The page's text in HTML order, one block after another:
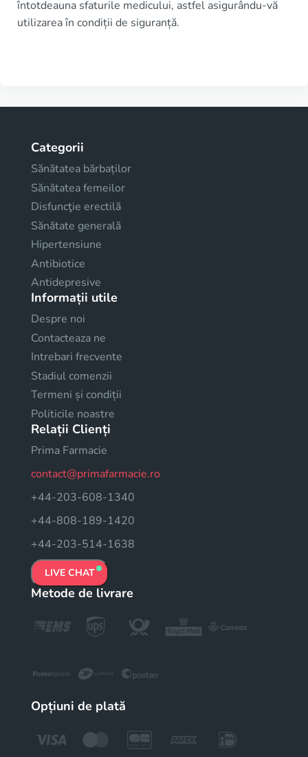
întotdeauna sfaturile medicului, astfel asigurându-vă
utilizarea în condiții de siguranță.
Categorii
Sănătatea bărbaților
Sănătatea femeilor
Disfuncţie erectilă
Sănătate generală
Hipertensiune
Antibiotice
Antidepresive
Informații utile
Despre noi
Contacteaza ne
Intrebari frecvente
Stadiul comenzii
Termeni și condiții
Politicile noastre
Relații Clienți
Prima Farmacie
contact@primafarmacie.ro
+44-203-608-1340
+44-808-189-1420
+44-203-514-1638
LIVE CHAT
Metode de livrare
Opțiuni de plată